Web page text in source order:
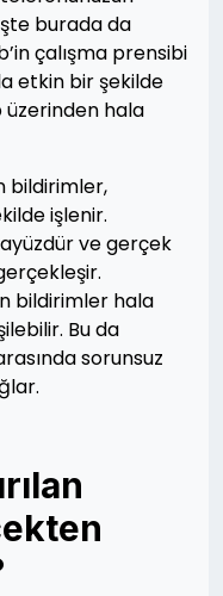
burada da
çalışma prensibi
etkin bir şekilde
hala
bildirimler,
işlenir.
ve gerçek
bildirimler hala
Bu da
sorunsuz